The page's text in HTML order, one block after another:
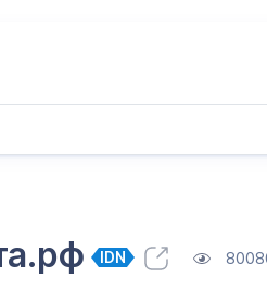
IDN